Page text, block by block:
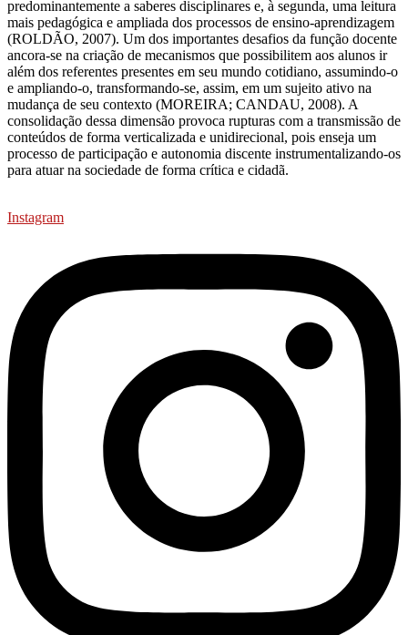
predominantemente a saberes disciplinares e, à segunda, uma leitura
mais pedagógica e ampliada dos processos de ensino-aprendizagem
(ROLDÃO, 2007). Um dos importantes desafios da função docente
ancora-se na criação de mecanismos que possibilitem aos alunos ir
além dos referentes presentes em seu mundo cotidiano, assumindo-o
e ampliando-o, transformando-se, assim, em um sujeito ativo na
mudança de seu contexto (MOREIRA; CANDAU, 2008). A
consolidação dessa dimensão provoca rupturas com a transmissão de
conteúdos de forma verticalizada e unidirecional, pois enseja um
processo de participação e autonomia discente instrumentalizando-os
para atuar na sociedade de forma crítica e cidadã.
Instagram